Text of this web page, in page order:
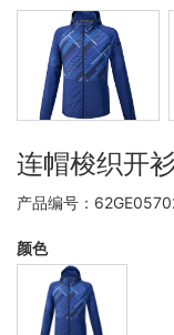
连帽梭织开
产品编号：
颜色